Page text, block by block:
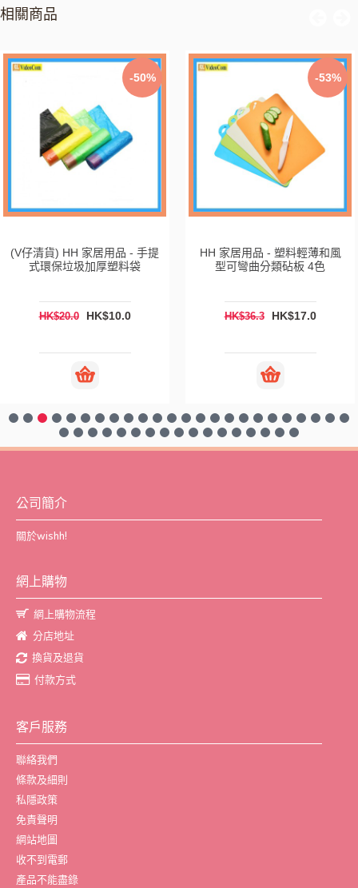
相關商品
-50%
(V仔清貨) HH 家居用品 - 手提
式環保垃圾加厚塑料袋
HK$20.0 HK$10.0
-53%
HH 家居用品 - 塑料輕薄和風
型可彎曲分類砧板 4色
HK$36.3 HK$17.0
公司簡介
關於wishh!
網上購物
網上購物流程
分店地址
換貨及退貨
付款方式
客戶服務
聯絡我們
條款及細則
私隱政策
免責聲明
網站地圖
收不到電郵
產品不能盡錄